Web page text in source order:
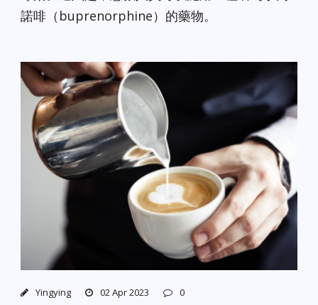
諾啡（buprenorphine）的藥物。
Yingying 02 Apr 2023 0